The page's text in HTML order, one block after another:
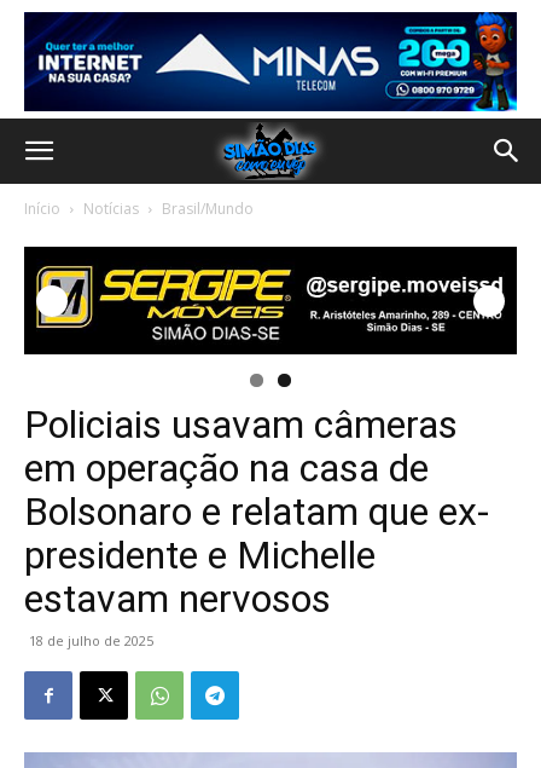
Início Notícias Brasil/Mundo
Policiais usavam câmeras
em operação na casa de
Bolsonaro e relatam que ex-
presidente e Michelle
estavam nervosos
18 de julho de 2025